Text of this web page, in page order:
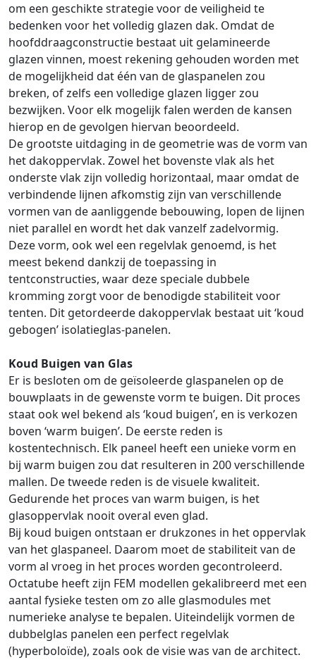
om een geschikte strategie voor de veiligheid te
bedenken voor het volledig glazen dak. Omdat de
hoofddraagconstructie bestaat uit gelamineerde
glazen vinnen, moest rekening gehouden worden met
de mogelijkheid dat één van de glaspanelen zou
breken, of zelfs een volledige glazen ligger zou
bezwijken. Voor elk mogelijk falen werden de kansen
hierop en de gevolgen hiervan beoordeeld.
De grootste uitdaging in de geometrie was de vorm van
het dakoppervlak. Zowel het bovenste vlak als het
onderste vlak zijn volledig horizontaal, maar omdat de
verbindende lijnen afkomstig zijn van verschillende
vormen van de aanliggende bebouwing, lopen de lijnen
niet parallel en wordt het dak vanzelf zadelvormig.
Deze vorm, ook wel een regelvlak genoemd, is het
meest bekend dankzij de toepassing in
tentconstructies, waar deze speciale dubbele
kromming zorgt voor de benodigde stabiliteit voor
tenten. Dit getordeerde dakoppervlak bestaat uit ‘koud
gebogen’ isolatieglas-panelen.
Koud Buigen van Glas
Er is besloten om de geïsoleerde glaspanelen op de
bouwplaats in de gewenste vorm te buigen. Dit proces
staat ook wel bekend als ‘koud buigen’, en is verkozen
boven ‘warm buigen’. De eerste reden is
kostentechnisch. Elk paneel heeft een unieke vorm en
bij warm buigen zou dat resulteren in 200 verschillende
mallen. De tweede reden is de visuele kwaliteit.
Gedurende het proces van warm buigen, is het
glasoppervlak nooit overal even glad.
Bij koud buigen ontstaan er drukzones in het oppervlak
van het glaspaneel. Daarom moet de stabiliteit van de
vorm al vroeg in het proces worden gecontroleerd.
Octatube heeft zijn FEM modellen gekalibreerd met een
aantal fysieke testen om zo alle glasmodules met
numerieke analyse te bepalen. Uiteindelijk vormen de
dubbelglas panelen een perfect regelvlak
(hyperboloïde), zoals ook de visie was van de architect.